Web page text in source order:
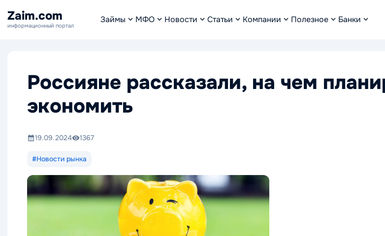
Zaim.com
информационный портал
Займы МФО Новости Статьи Компании Полезное Банки
Россияне рассказали, на чем
экономить
19.09.2024 1367
#Новости рынка